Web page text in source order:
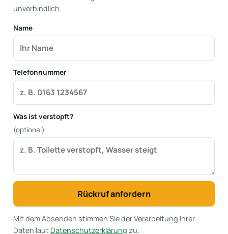
unverbindlich.
Name
Telefonnummer
Was ist verstopft?
(optional)
Rückruf anfordern
Mit dem Absenden stimmen Sie der Verarbeitung Ihrer
Daten laut Datenschutzerklärung zu.